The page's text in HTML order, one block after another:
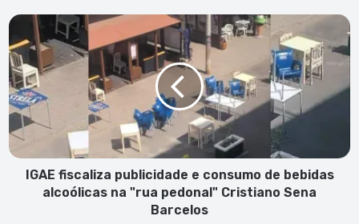
IGAE fiscaliza
publicidade
e
consumo
de
bebidas
alcoólicas
na
"rua
pedonal"
Cristiano
IGAE fiscaliza publicidade e consumo de bebidas
alcoólicas na "rua pedonal" Cristiano Sena
Barcelos